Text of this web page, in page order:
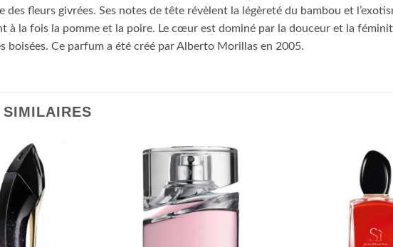
des fleurs givrées. Ses notes de tête révèlent la légèreté du bambou et
à la fois la pomme et la poire. Le cœur est dominé par la douceur et la
boisées. Ce parfum a été créé par Alberto Morillas en 2005.
SIMILAIRES